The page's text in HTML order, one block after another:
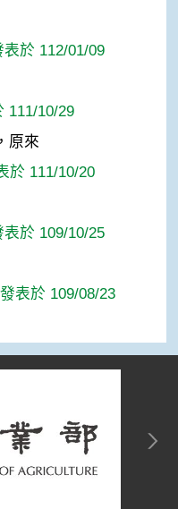
於 112/01/09
111/10/29
原來
於 111/10/20
於 109/10/25
表於 109/08/23